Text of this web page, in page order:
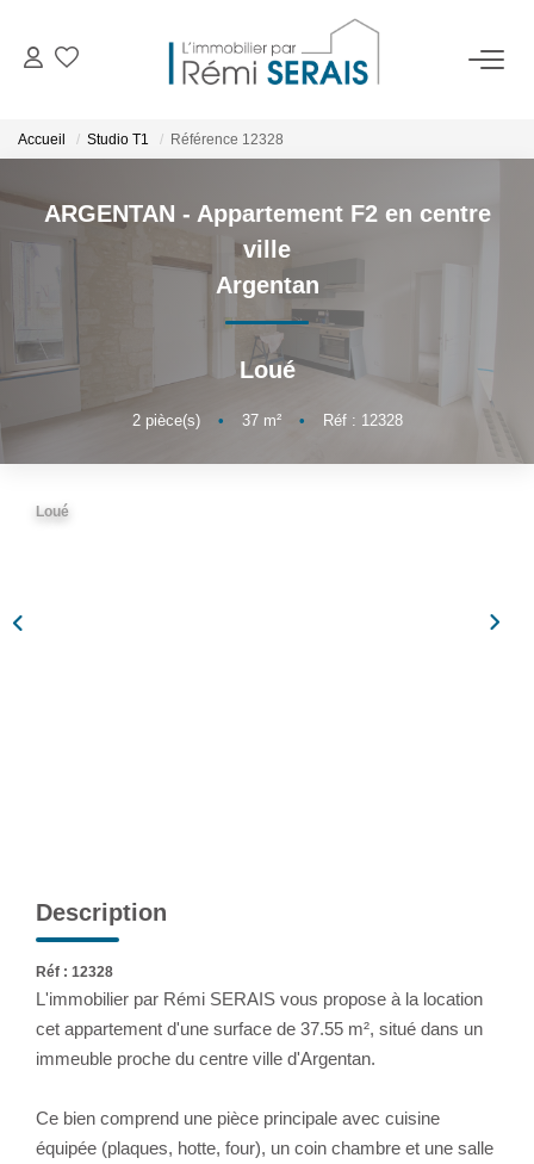
VENDRE
BIENS VENDUS
Gestion
Accueil Studio T1 Référence 12328
ARGENTAN - Appartement F2 en centre
ville
Argentan
Loué
2pièce(s) • 37m² • Réf : 12328
Loué
Description
Réf : 12328
L'immobilier par Rémi SERAIS vous propose à la location
cet appartement d'une surface de 37.55 m², situé dans un
immeuble proche du centre ville d'Argentan.
Ce bien comprend une pièce principale avec cuisine
équipée (plaques, hotte, four), un coin chambre et une salle